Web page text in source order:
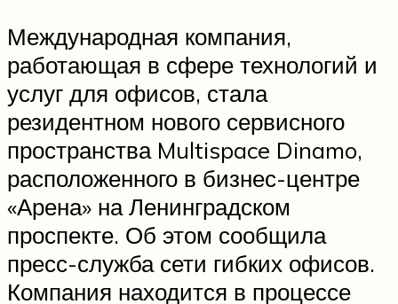
Международная компания,
работающая в сфере технологий и
услуг для офисов, стала
резидентном нового сервисного
пространства Multispace Dinamo,
расположенного в бизнес-центре
«Арена» на Ленинградском
проспекте. Об этом сообщила
пресс-служба сети гибких офисов.
Компания находится в процессе